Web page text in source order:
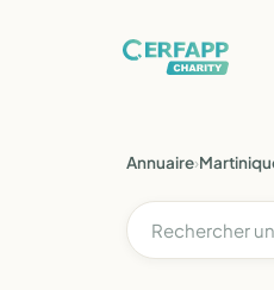
Annuaire›